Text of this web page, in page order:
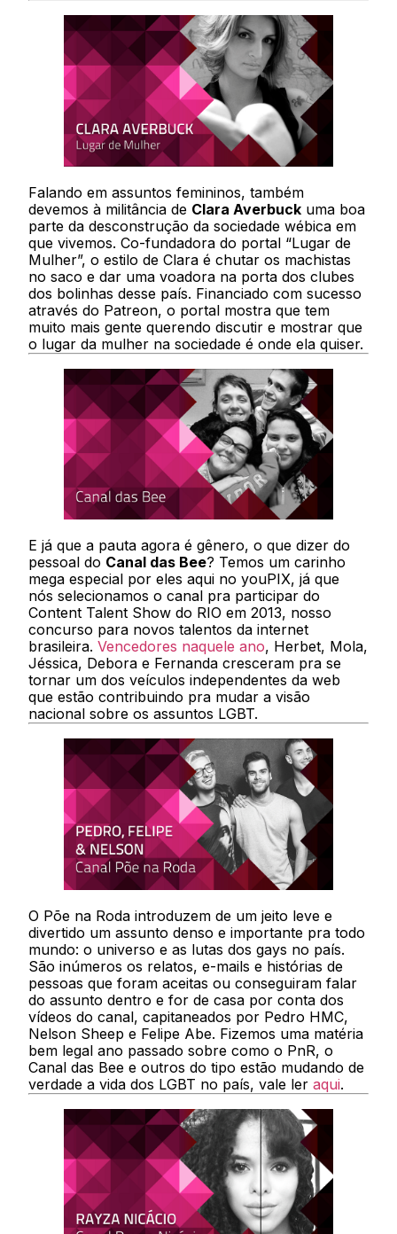
Falando em assuntos femininos, também
devemos à militância de Clara Averbuck uma boa
parte da desconstrução da sociedade wébica em
que vivemos. Co-fundadora do portal “Lugar de
Mulher”, o estilo de Clara é chutar os machistas
no saco e dar uma voadora na porta dos clubes
dos bolinhas desse país. Financiado com sucesso
através do Patreon, o portal mostra que tem
muito mais gente querendo discutir e mostrar que
o lugar da mulher na sociedade é onde ela quiser.
E já que a pauta agora é gênero, o que dizer do
pessoal do Canal das Bee? Temos um carinho
mega especial por eles aqui no youPIX, já que
nós selecionamos o canal pra participar do
Content Talent Show do RIO em 2013, nosso
concurso para novos talentos da internet
brasileira.Vencedores naquele ano, Herbet, Mola,
Jéssica, Debora e Fernanda cresceram pra se
tornar um dos veículos independentes da web
que estão contribuindo pra mudar a visão
nacional sobre os assuntos LGBT.
O Põe na Roda introduzem de um jeito leve e
divertido um assunto denso e importante pra todo
mundo: o universo e as lutas dos gays no país.
São inúmeros os relatos, e-mails e histórias de
pessoas que foram aceitas ou conseguiram falar
do assunto dentro e for de casa por conta dos
vídeos do canal, capitaneados por Pedro HMC,
Nelson Sheep e Felipe Abe. Fizemos uma matéria
bem legal ano passado sobre como o PnR, o
Canal das Bee e outros do tipo estão mudando de
verdade a vida dos LGBT no país, vale leraqui.